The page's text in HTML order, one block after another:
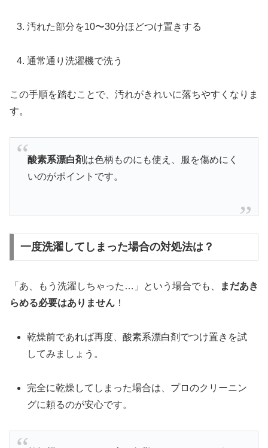
汚れた部分を10〜30分ほどつけ置きする
通常通り洗濯機で洗う
この手順を踏むことで、汚れがきれいに落ちやすくなりま
す。
酸素系漂白剤 は色柄ものにも使え、服を傷めにく
いのがポイントです。
一度洗濯してしまった場合の対処法は？
「あ、もう洗濯しちゃった…」という場合でも、
まだあき
らめる必要はありません ！
乾燥前であれば再度、酸素系漂白剤でつけ置きを試
してみましょう。
完全に乾燥してしまった場合は、プロのクリーニン
グに頼るのが安心です。